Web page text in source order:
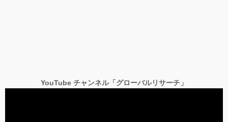
YouTube チャンネル「グローバルリサーチ」